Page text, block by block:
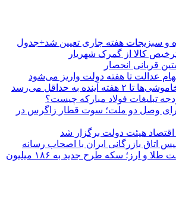
و سبزیجات هفته جاری تعیین شد+جدول
کالا از گمرک شهریار
قربانی انحصار
عدالت تا هفته دولت واریز می‌شود
آینده به حداقل می‌رسد
تبلیغات فولاد مبارکه چیست؟
وصل دو ملت؛ سوت قطار زاگرس در
هیئت دولت برگزار شد
اتاق بازرگانی ایران با اصحاب رسانه
رکوردشکنی قیمت طلا و ارز؛ سکه طرح جدید به ۱۸۶ میلیون